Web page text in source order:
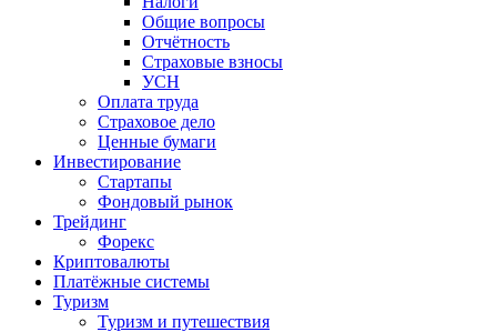
Общие вопросы
Отчётность
Страховые взносы
УСН
Оплата труда
Страховое дело
Ценные бумаги
Инвестирование
Стартапы
Фондовый рынок
Трейдинг
Форекс
Криптовалюты
Платёжные системы
Туризм
Туризм и путешествия